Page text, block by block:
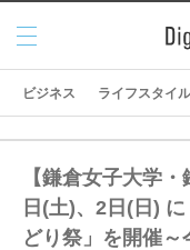
メニ
ュー
ビジネス ライフスタイル
【鎌倉女子大学
日(土)、2日(日)
どり祭」を開催